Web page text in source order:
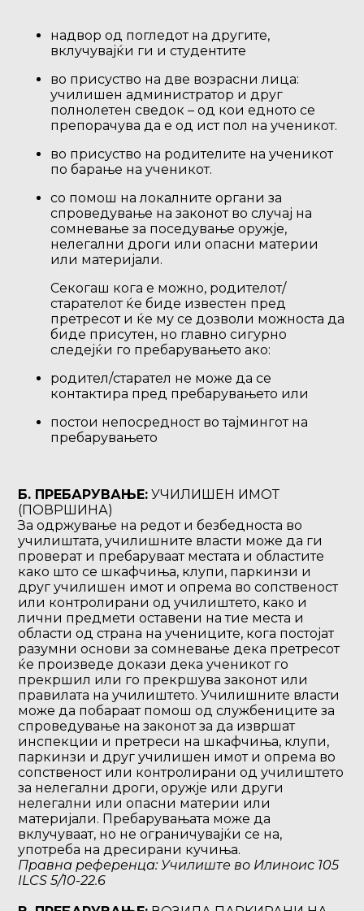
надвор од погледот на другите,
вклучувајќи ги и студентите
во присуство на две возрасни лица:
училишен администратор и друг
полнолетен сведок – од кои едното се
препорачува да е од ист пол на ученикот.
во присуство на родителите на ученикот
по барање на ученикот.
со помош на локалните органи за
спроведување на законот во случај на
сомневање за поседување оружје,
нелегални дроги или опасни материи
или материјали.
Секогаш кога е можно, родителот/
старателот ќе биде известен пред
претресот и ќе му се дозволи можноста да
биде присутен, но главно сигурно
следејќи го пребарувањето ако:
родител/старател не може да се
контактира пред пребарувањето или
постои непосредност во тајмингот на
пребарувањето
Б. ПРЕБАРУВАЊЕ: УЧИЛИШЕН ИМОТ
(ПОВРШИНА)
За одржување на редот и безбедноста во
училиштата, училишните власти може да ги
проверат и пребаруваат местата и областите
како што се шкафчиња, клупи, паркинзи и
друг училишен имот и опрема во сопственост
или контролирани од училиштето, како и
лични предмети оставени на тие места и
области од страна на учениците, кога постојат
разумни основи за сомневање дека претресот
ќе произведе докази дека ученикот го
прекршил или го прекршува законот или
правилата на училиштето. Училишните власти
може да побараат помош од службениците за
спроведување на законот за да извршат
инспекции и претреси на шкафчиња, клупи,
паркинзи и друг училишен имот и опрема во
сопственост или контролирани од училиштето
за нелегални дроги, оружје или други
нелегални или опасни материи или
материјали. Пребарувањата може да
вклучуваат, но не ограничувајќи се на,
употреба на дресирани кучиња.
Правна референца: Училиште во Илиноис 105
ILCS 5/10-22.6